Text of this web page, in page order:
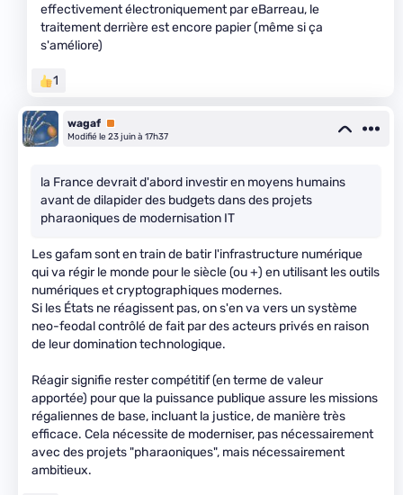
effectivement électroniquement par eBarreau, le
traitement derrière est encore papier (même si ça
s'améliore)
1
wagaf Premium
Modifié le 23 juin à 17h37
la France devrait d'abord investir en moyens humains
avant de dilapider des budgets dans des projets
pharaoniques de modernisation IT
Les gafam sont en train de batir l'infrastructure numérique
qui va régir le monde pour le siècle (ou +) en utilisant les outils
numériques et cryptographiques modernes.
Si les États ne réagissent pas, on s'en va vers un système
neo-feodal contrôlé de fait par des acteurs privés en raison
de leur domination technologique.
Réagir signifie rester compétitif (en terme de valeur
apportée) pour que la puissance publique assure les missions
régaliennes de base, incluant la justice, de manière très
efficace. Cela nécessite de moderniser, pas nécessairement
avec des projets "pharaoniques", mais nécessairement
ambitieux.